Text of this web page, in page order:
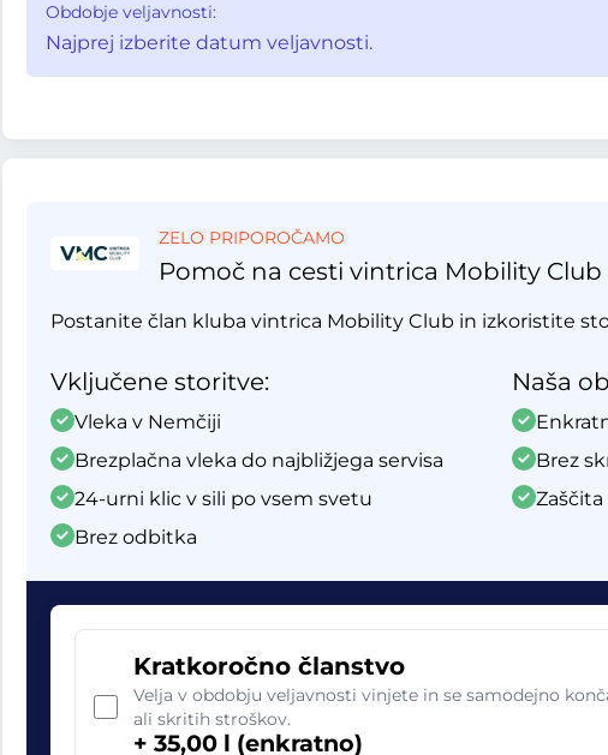
Obdobje veljavnosti:
Najprej izberite datum veljavnosti.
ZELO PRIPOROČAMO
Pomoč na cesti vintrica Mobility Club
Postanite član kluba vintrica Mobility Club in izkoristite
Vključene storitve:
Vleka v Nemčiji
Brezplačna vleka do najbližjega servisa
24-urni klic v sili po vsem svetu
Brez odbitka
Naša
Brez
Kratkoročno članstvo
Velja v obdobju veljavnosti vinjete in se samodejno
ali skritih stroškov.
+ 35,00 l (enkratno)